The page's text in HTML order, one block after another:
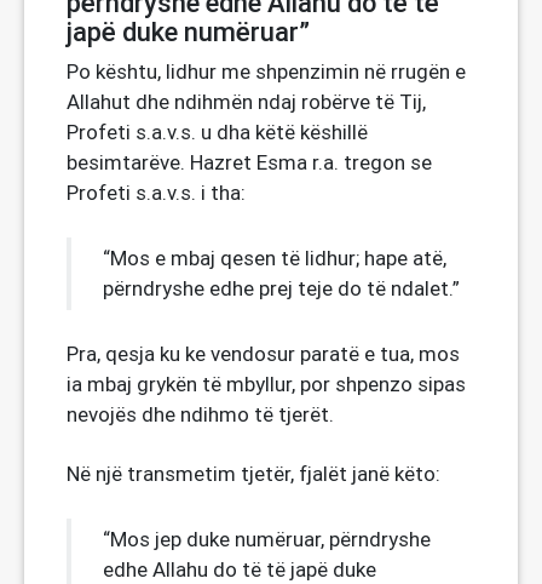
japë duke numëruar”
Po kështu, lidhur me shpenzimin në rrugën e
Allahut dhe ndihmën ndaj robërve të Tij,
Profeti s.a.v.s. u dha këtë këshillë
besimtarëve. Hazret Esma r.a. tregon se
Profeti s.a.v.s. i tha:
“Mos e mbaj qesen të lidhur; hape atë,
përndryshe edhe prej teje do të ndalet.”
Pra, qesja ku ke vendosur paratë e tua, mos
ia mbaj grykën të mbyllur, por shpenzo sipas
nevojës dhe ndihmo të tjerët.
Në një transmetim tjetër, fjalët janë këto:
“Mos jep duke numëruar, përndryshe
edhe Allahu do të të japë duke